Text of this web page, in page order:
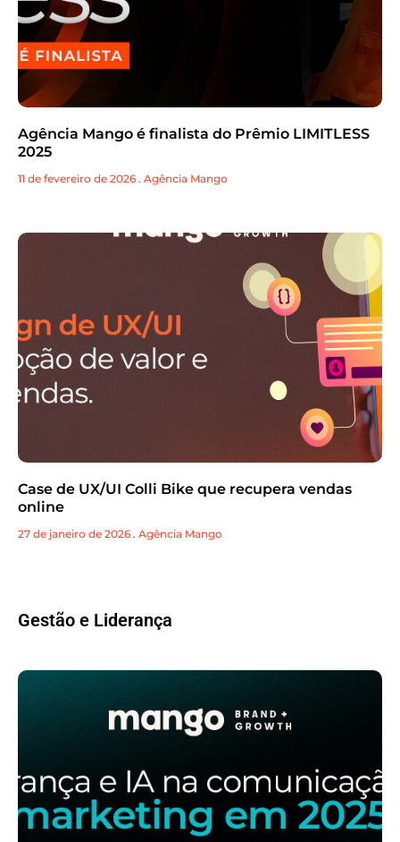
Agência Mango é finalista do Prêmio LIMITLESS
2025
11 de fevereiro de 2026 . Agência Mango
Case de UX/UI Colli Bike que recupera vendas
online
27 de janeiro de 2026 . Agência Mango
Gestão e Liderança